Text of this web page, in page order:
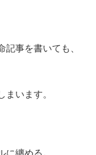
事を書いても、
います。
纏める。